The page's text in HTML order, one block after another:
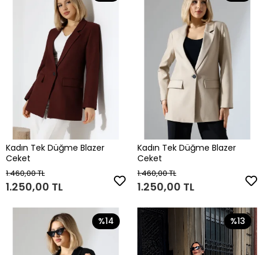
Kadın Tek Düğme Blazer
Ceket
1.460,00 TL
1.250,00 TL
Kadın Tek Düğme Blazer
Ceket
1.460,00 TL
1.250,00 TL
%14 %13